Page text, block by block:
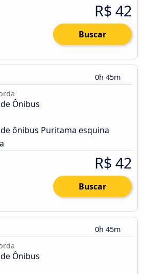
R$ 42
Buscar
0h 45m
Ônibus
ônibus Puritama esquina
R$ 42
Buscar
0h 45m
Ônibus